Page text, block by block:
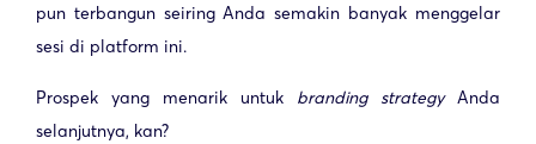
pun terbangun seiring Anda semakin banyak menggelar
sesi di platform ini.
Prospek yang menarik untuk branding strategyAnda
selanjutnya, kan?